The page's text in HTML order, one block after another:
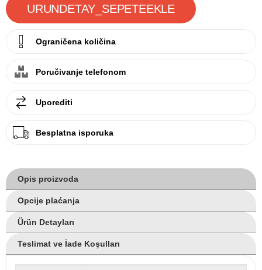
Ograničena količina
Poručivanje telefonom
Uporediti
Besplatna isporuka
Opis proizvoda
Opcije plaćanja
Ürün Detayları
Teslimat ve İade Koşulları